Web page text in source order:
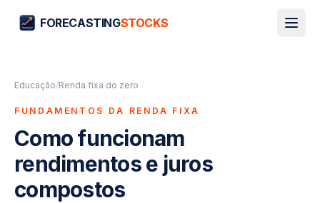
FORECASTINGSTOCKS
Educação/Renda fixa do zero
FUNDAMENTOS DA RENDA FIXA
Como funcionam
rendimentos e juros
compostos